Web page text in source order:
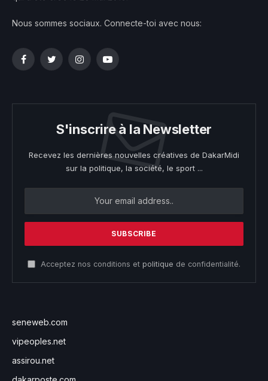
Nous sommes sociaux. Connecte-toi avec nous:
FacebookTwitterInstagramYouTube
S'inscrire à la Newsletter
Recevez les dernières nouvelles créatives de DakarMidi
sur la politique, la société, le sport ...
Acceptez nos conditions et politique de confidentialité.
seneweb.com
vipeoples.net
assirou.net